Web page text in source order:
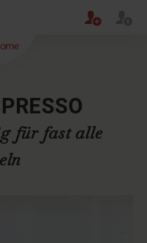
für fast alle